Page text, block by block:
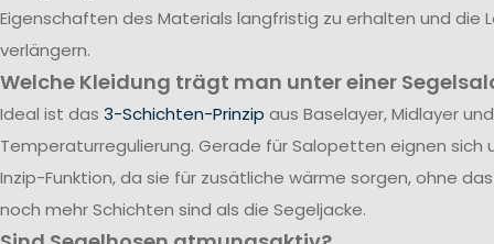
Eigenschaften des Materials langfristig zu erhalten und die
verlängern.
Welche Kleidung trägt man unter einer
Ideal ist das 3-Schichten-Prinzip aus Baselayer, Midlayer
Temperaturregulierung. Gerade für Salopetten eignen sich
Inzip-Funktion, da sie für zusätliche wärme sorgen, ohne
noch mehr Schichten sind als die Segeljacke.